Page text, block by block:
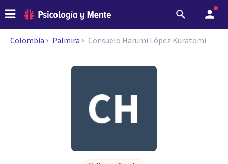
Colombia Palmira Consuelo Harumi López Kuratomi